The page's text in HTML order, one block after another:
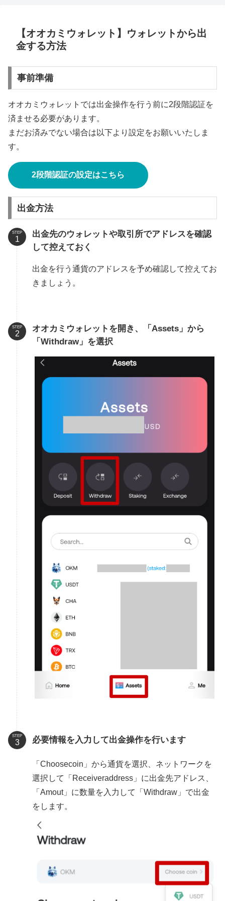
【オオカミウォレット】ウォレットから出
金する方法
事前準備
オオカミウォレットでは出金操作を行う前に2段階認証を
済ませる必要があります。
まだお済みでない場合は以下より設定をお願いいたしま
す。
2段階認証の設定はこちら
出金方法
STEP
出金先のウォレットや取引所でアドレスを確認
して控えておく
出金を行う通貨のアドレスを予め確認して控えてお
きましょう。
STEP
オオカミウォレットを開き、「Assets」から
「Withdraw」を選択
STEP 必要情報を入力して出金操作を行います
「Choosecoin」から通貨を選択、ネットワークを
選択して「Receiveraddress」に出金先アドレス、
「Amout」に数量を入力して「Withdraw」で出金
をします。